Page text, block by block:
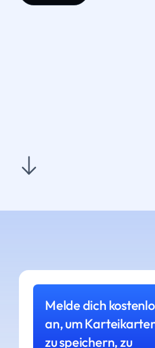
Melde dich
an, um
zu speichern, zu